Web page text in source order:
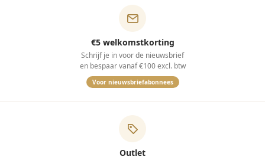
€5 welkomstkorting
Schrijf je in voor de nieuwsbrief
en bespaar vanaf €100 excl. btw
Voor nieuwsbriefabonnees
Outlet